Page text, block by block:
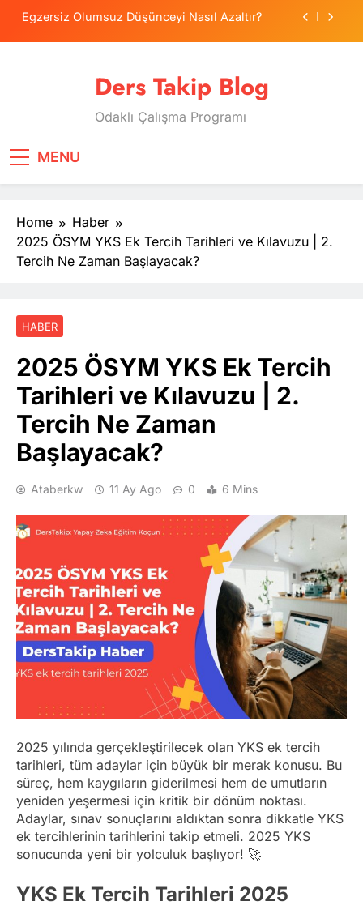
SkipEgzersiz Olumsuz Düşünceyi Nasıl Azaltır?
Tercih Stresinde Veliler Çocuğa Nasıl Destek
Tekrarlama Zorlantısı: Neden Geçmişi
Egzersiz Olumsuz Düşünceyi Nasıl Azaltır?
Psikolojide Sistematik Duyarsızlaştırma
Tercih Stresinde Veliler Çocuğa Nasıl Destek
Olur?
Ders Takip Blog
Odaklı Çalışma Programı
MENU
Home
Haber
2025 ÖSYM YKS Ek Tercih Tarihleri ve Kılavuzu | 2.
Tercih Ne Zaman Başlayacak?
HABER
2025 ÖSYM YKS Ek Tercih
Tarihleri ve Kılavuzu | 2.
Tercih Ne Zaman
Başlayacak?
Ataberkw 11 Ay Ago 0 6 Mins
2025 yılında gerçekleştirilecek olan YKS ek tercih
tarihleri, tüm adaylar için büyük bir merak konusu. Bu
süreç, hem kaygıların giderilmesi hem de umutların
yeniden yeşermesi için kritik bir dönüm noktası.
Adaylar, sınav sonuçlarını aldıktan sonra dikkatle YKS
ek tercihlerinin tarihlerini takip etmeli. 2025 YKS
sonucunda yeni bir yolculuk başlıyor! 🚀
YKS Ek Tercih Tarihleri 2025